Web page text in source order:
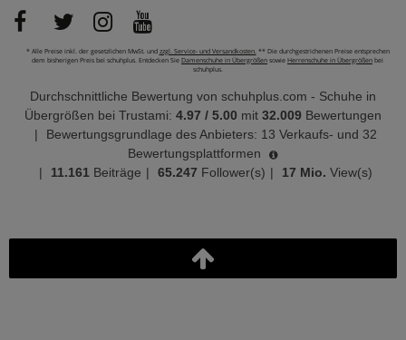
* Alle Preise inkl. der gesetzlichen MwSt. und zzgl. Service- und Versandkosten.** Die durchgestrichenen Preise entsprechen
dem bisherigen Preis bei schuhplus. Entdecken Sie Damenschuhe in Übergrößen sowie Herrenschuhe in Übergrößen bei
schuhplus.
Durchschnittliche Bewertung von schuhplus.com - Schuhe in
Übergrößen bei Trustami: 4.97 / 5.00 mit 32.009 Bewertungen
|
Bewertungsgrundlage des Anbieters: 13 Verkaufs- und 32
Bewertungsplattformen
|
11.161 Beiträge | 65.247 Follower(s) | 17 Mio. View(s)